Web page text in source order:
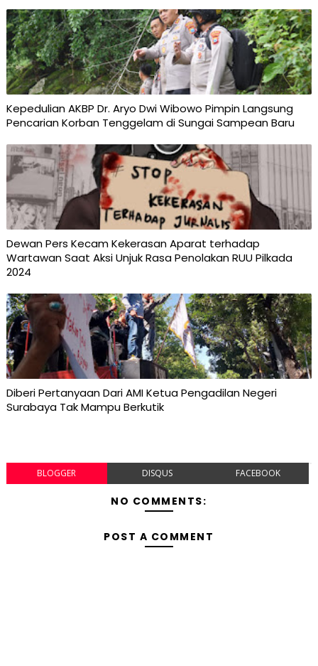
Kepedulian AKBP Dr. Aryo Dwi Wibowo Pimpin Langsung
Pencarian Korban Tenggelam di Sungai Sampean Baru
Dewan Pers Kecam Kekerasan Aparat terhadap
Wartawan Saat Aksi Unjuk Rasa Penolakan RUU Pilkada
2024
Diberi Pertanyaan Dari AMI Ketua Pengadilan Negeri
Surabaya Tak Mampu Berkutik
BLOGGER DISQUS FACEBOOK
NO COMMENTS:
POST A COMMENT